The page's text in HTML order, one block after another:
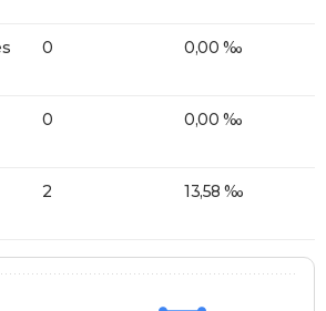
0 0,00 ‰
0 0,00 ‰
2 13,58 ‰